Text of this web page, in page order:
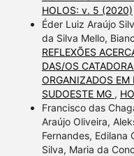
HOLOS: v. 5 (2020)
Éder Luiz Araújo
da Silva Mello,
REFLEXÕES
DAS/OS
ORGANIZADOS EM
SUDOESTE MG ,
Francisco das
Araújo Oliveira,
Fernandes, Edilana
Silva, Maria da